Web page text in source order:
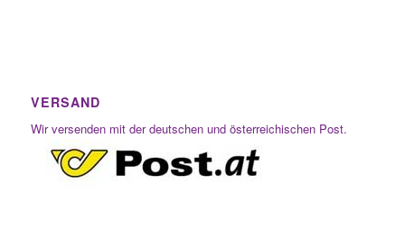
VERSAND
Wir versenden mit der deutschen und österreichischen Post.